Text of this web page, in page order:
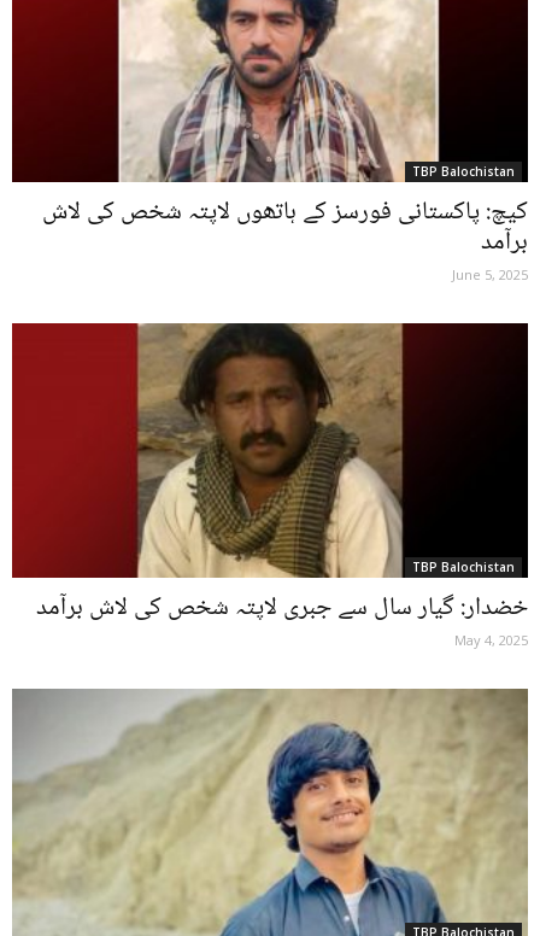
TBP Balochistan
کیچ: پاکستانی فورسز کے ہاتھوں لاپتہ شخص کی لاش
برآمد
June 5, 2025
TBP Balochistan
خضدار: گیار سال سے جبری لاپتہ شخص کی لاش برآمد
May 4, 2025